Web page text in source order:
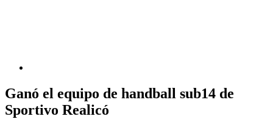
Ganó el equipo de handball sub14 de
Sportivo Realicó